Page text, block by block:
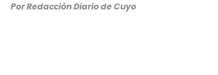
PorRedacción Diario de Cuyo